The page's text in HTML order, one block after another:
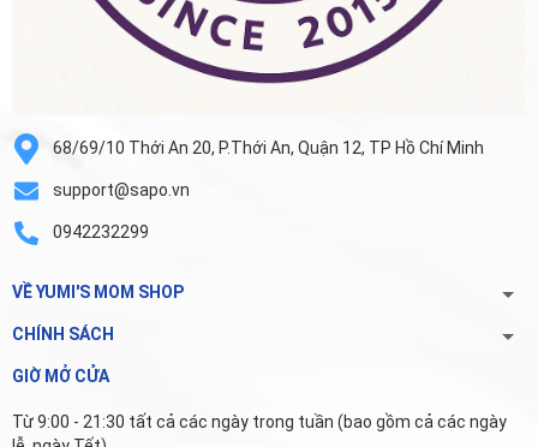
68/69/10 Thới An 20, P.Thới An, Quận 12, TP Hồ Chí Minh
support@sapo.vn
0942232299
VỀ YUMI'S MOM SHOP
CHÍNH SÁCH
GIỜ MỞ CỬA
Từ 9:00 - 21:30 tất cả các ngày trong tuần (bao gồm cả các ngày